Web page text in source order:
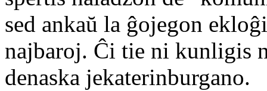
sed ankaŭ la ĝojegon
najbaroj. Ĉi tie ni kunligis
denaska jekaterinburgano.